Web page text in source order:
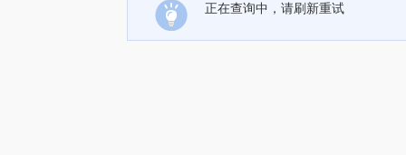
正在查询中，请刷新重试